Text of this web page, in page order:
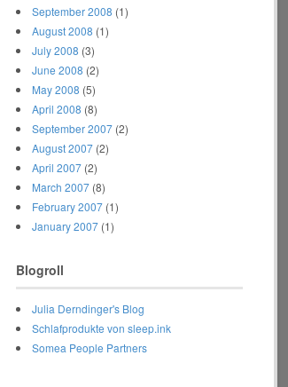
September 2008 (1)
August 2008 (1)
July 2008 (3)
June 2008 (2)
May 2008 (5)
April 2008 (8)
September 2007 (2)
August 2007 (2)
April 2007 (2)
March 2007 (8)
February 2007 (1)
January 2007 (1)
Blogroll
Julia Derndinger's Blog
Schlafprodukte von sleep.ink
Somea People Partners